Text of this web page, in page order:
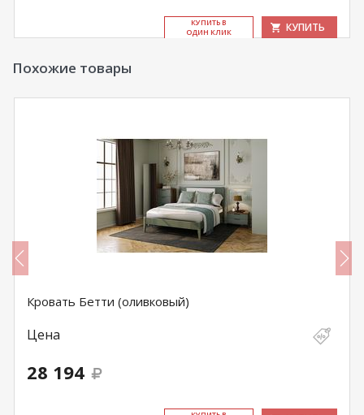
КУ­ПИТЬ В
ОДИН КЛИК
КУПИТЬ
Похожие товары
Кровать Бетти (оливковый)
Цена
28 194